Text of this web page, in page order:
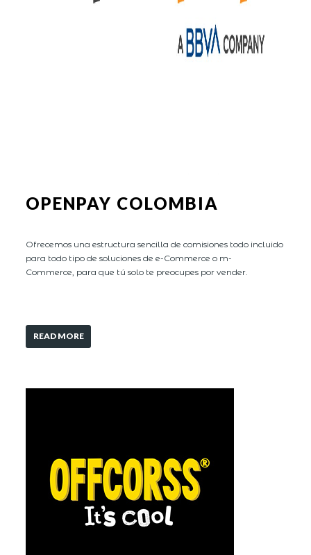
OPENPAY COLOMBIA
Ofrecemos una estructura sencilla de comisiones todo incluido
para todo tipo de soluciones de e-Commerce o m-
Commerce, para que tú solo te preocupes por vender.
READ MORE